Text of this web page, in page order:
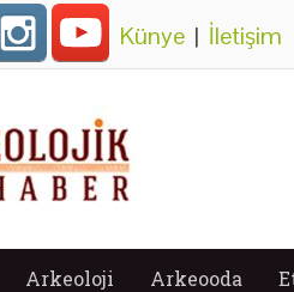
Künye | İletişim
Arkeoloji Arkeooda